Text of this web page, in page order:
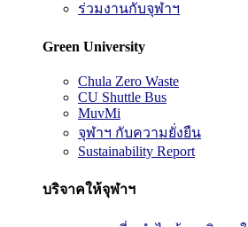
ร่วมงานกับจุฬาฯ
Green University
Chula Zero Waste
CU Shuttle Bus
MuvMi
จุฬาฯ กับความยั่งยืน
Sustainability Report
บริจาคให้จุฬาฯ